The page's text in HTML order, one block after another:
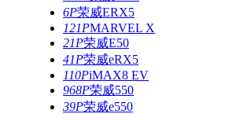
6P荣威ERX5
121PMARVEL X
21P荣威E50
41P荣威eRX5
110PiMAX8 EV
968P荣威550
39P荣威e550